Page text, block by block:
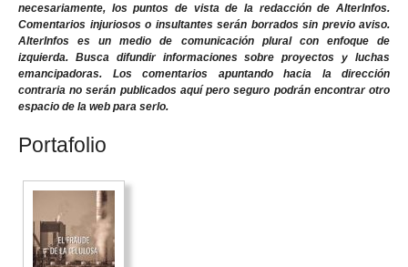
necesariamente, los puntos de vista de la redacción de AlterInfos.
Comentarios injuriosos o insultantes serán borrados sin previo aviso.
AlterInfos es un medio de comunicación plural con enfoque de
izquierda. Busca difundir informaciones sobre proyectos y luchas
emancipadoras. Los comentarios apuntando hacia la dirección
contraria no serán publicados aquí pero seguro podrán encontrar otro
espacio de la web para serlo.
Portafolio